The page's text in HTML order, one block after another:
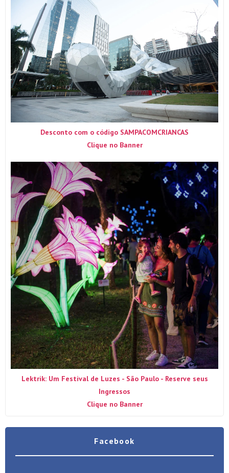
Desconto com o código SAMPACOMCRIANCAS
Clique no Banner
Lektrik: Um Festival de Luzes - São Paulo - Reserve seus
Ingressos
Clique no Banner
Facebook